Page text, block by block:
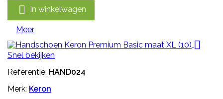
 In winkelwagen
Meer

Snel bekijken
Referentie: HAND024
Merk: Keron